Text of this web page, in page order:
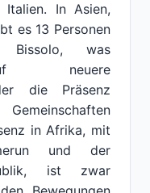
In Asien,
es 13 Personen
Bissolo, was
neuere
die Präsenz
in Afrika, mit
und der
ist zwar